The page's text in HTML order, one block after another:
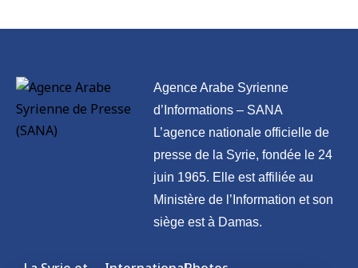
Agence Arabe Syrienne
d’Informations – SANA
L’agence nationale officielle de
presse de la Syrie, fondée le 24
juin 1965. Elle est affiliée au
Ministère de l’Information et son
siège est à Damas.